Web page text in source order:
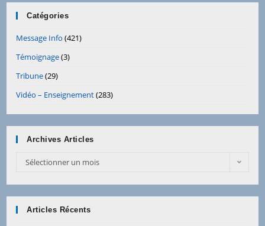
Catégories
Message Info (421)
Témoignage(3)
Tribune(29)
Vidéo – Enseignement(283)
Archives Articles
Sélectionner un mois
Articles Récents